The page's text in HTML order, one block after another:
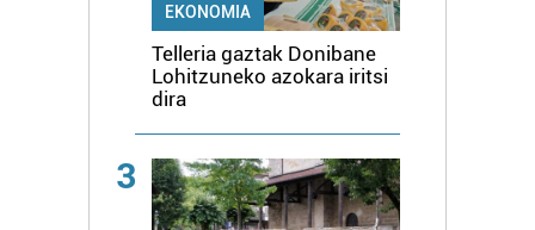
EKONOMIA
Telleria gaztak Donibane
Lohitzuneko azokara iritsi
dira
3